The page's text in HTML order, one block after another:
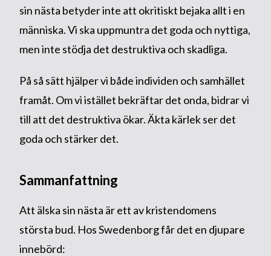
sin nästa betyder inte att okritiskt bejaka allt i en
människa. Vi ska uppmuntra det goda och nyttiga,
men inte stödja det destruktiva och skadliga.
På så sätt hjälper vi både individen och samhället
framåt. Om vi istället bekräftar det onda, bidrar vi
till att det destruktiva ökar. Äkta kärlek ser det
goda och stärker det.
Sammanfattning
Att älska sin nästa är ett av kristendomens
största bud. Hos Swedenborg får det en djupare
innebörd: